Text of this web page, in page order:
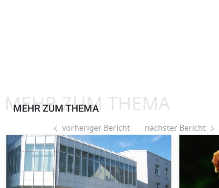
MEHR ZUM THEMA
MEHR ZUM THEMA
vorheriger Bericht nächster Bericht